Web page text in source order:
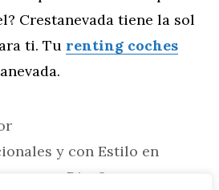
Crestanevada tiene la sol
ti. Tu renting coches
y con Estilo en
para un Diseño que